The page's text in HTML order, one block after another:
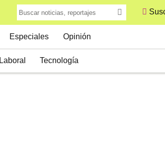
Laboral Tecnología
Especiales Opinión